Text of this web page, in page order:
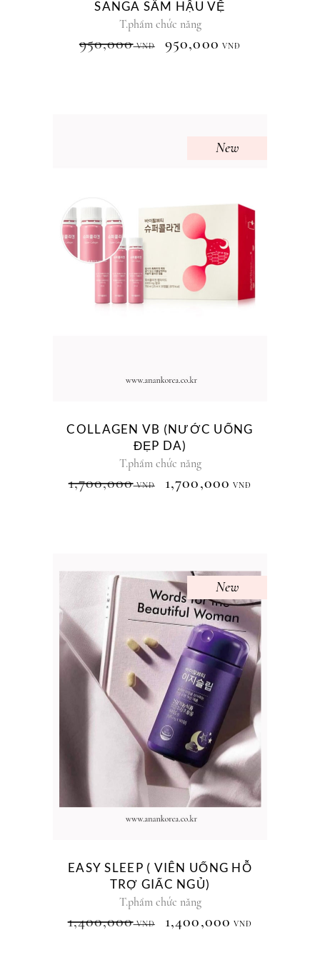
SANGA SÂM HẬU VỆ
T.phẩm chức năng
950,000VNĐ 950,000 VNĐ
New
COLLAGEN VB (NƯỚC UỐNG
ĐẸP DA)
T.phẩm chức năng
1,700,000VNĐ 1,700,000 VNĐ
New
EASY SLEEP ( VIÊN UỐNG HỖ
TRỢ GIẤC NGỦ)
T.phẩm chức năng
1,400,000VNĐ 1,400,000 VNĐ